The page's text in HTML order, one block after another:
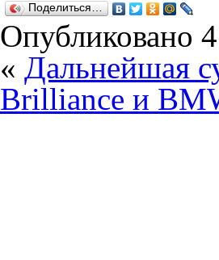
Поделиться…
Опубликовано
« Дальнейшая
Brilliance и